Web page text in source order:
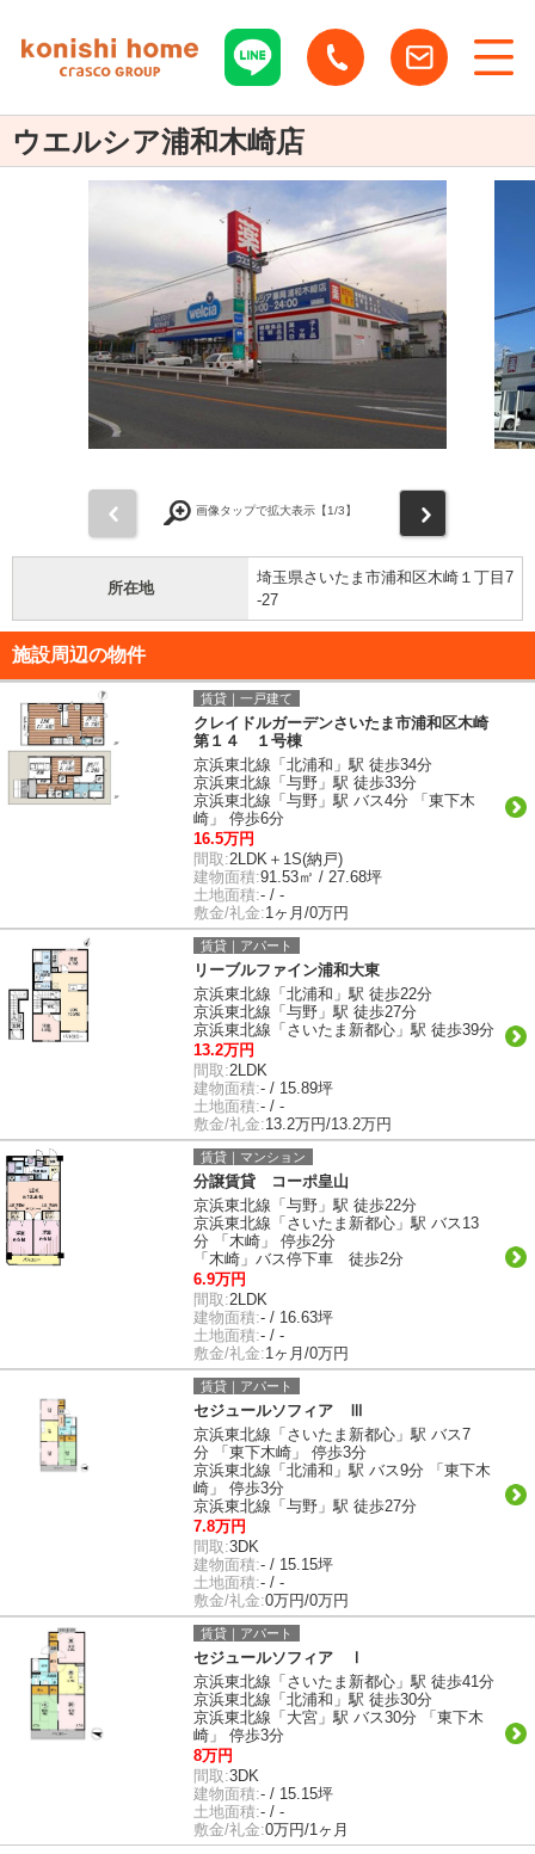
ウエルシア浦和木崎店
画像タップで拡大表示【1/3】
所在地
埼玉県さいたま市浦和区木崎１丁目7
-27
施設周辺の物件
賃貸｜一戸建て
クレイドルガーデンさいたま市浦和区木崎
第１４ １号棟
京浜東北線「北浦和」駅 徒歩34分
京浜東北線「与野」駅 徒歩33分
京浜東北線「与野」駅 バス4分 「東下木
崎」 停歩6分
16.5万円
間取:2LDK＋1S(納戸)
建物面積:91.53㎡ / 27.68坪
土地面積:- / -
敷金/礼金:1ヶ月/0万円
賃貸｜アパート
リーブルファイン浦和大東
京浜東北線「北浦和」駅 徒歩22分
京浜東北線「与野」駅 徒歩27分
京浜東北線「さいたま新都心」駅 徒歩39分
13.2万円
間取:2LDK
建物面積:- / 15.89坪
土地面積:- / -
敷金/礼金:13.2万円/13.2万円
賃貸｜マンション
分譲賃貸 コーポ皇山
京浜東北線「与野」駅 徒歩22分
京浜東北線「さいたま新都心」駅 バス13
分 「木崎」 停歩2分
「木崎」バス停下車 徒歩2分
6.9万円
間取:2LDK
建物面積:- / 16.63坪
土地面積:- / -
敷金/礼金:1ヶ月/0万円
賃貸｜アパート
セジュールソフィア Ⅲ
京浜東北線「さいたま新都心」駅 バス7
分 「東下木崎」 停歩3分
京浜東北線「北浦和」駅 バス9分 「東下木
崎」 停歩3分
京浜東北線「与野」駅 徒歩27分
7.8万円
間取:3DK
建物面積:- / 15.15坪
土地面積:- / -
敷金/礼金:0万円/0万円
賃貸｜アパート
セジュールソフィア Ⅰ
京浜東北線「さいたま新都心」駅 徒歩41分
京浜東北線「北浦和」駅 徒歩30分
京浜東北線「大宮」駅 バス30分 「東下木
崎」 停歩3分
8万円
間取:3DK
建物面積:- / 15.15坪
土地面積:- / -
敷金/礼金:0万円/1ヶ月